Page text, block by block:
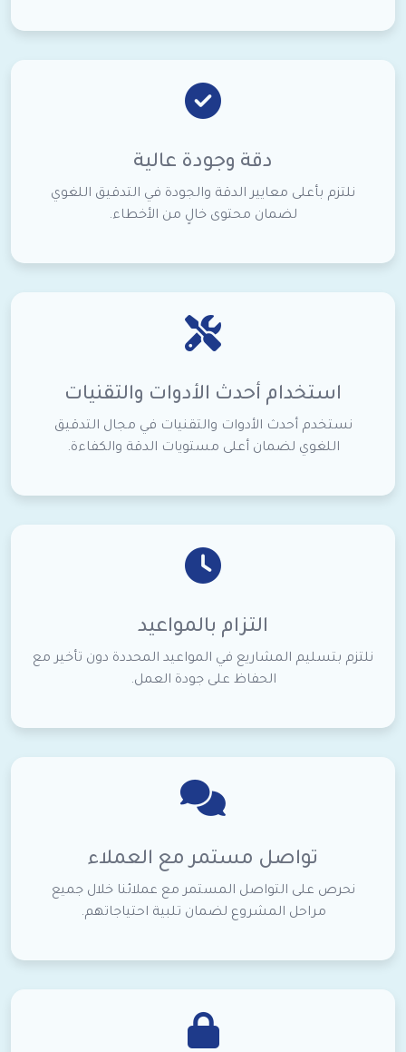
دقة وجودة عالية
نلتزم بأعلى معايير الدقة والجودة في التدقيق اللغوي
لضمان محتوى خالٍ من الأخطاء.
استخدام أحدث الأدوات والتقنيات
نستخدم أحدث الأدوات والتقنيات في مجال التدقيق
اللغوي لضمان أعلى مستويات الدقة والكفاءة.
التزام بالمواعيد
نلتزم بتسليم المشاريع في المواعيد المحددة دون تأخير مع
الحفاظ على جودة العمل.
تواصل مستمر مع العملاء
نحرص على التواصل المستمر مع عملائنا خلال جميع
مراحل المشروع لضمان تلبية احتياجاتهم.